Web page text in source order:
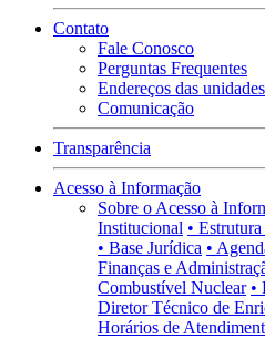
Contato
Fale Conosco
Perguntas Frequentes
Endereços das unidades
Comunicação
Transparência
Acesso à Informação
Sobre o Acesso à
Institucional •
• Base Jurídica •
Finanças e
Combustível Nuclear •
Diretor Técnico de
Horários de